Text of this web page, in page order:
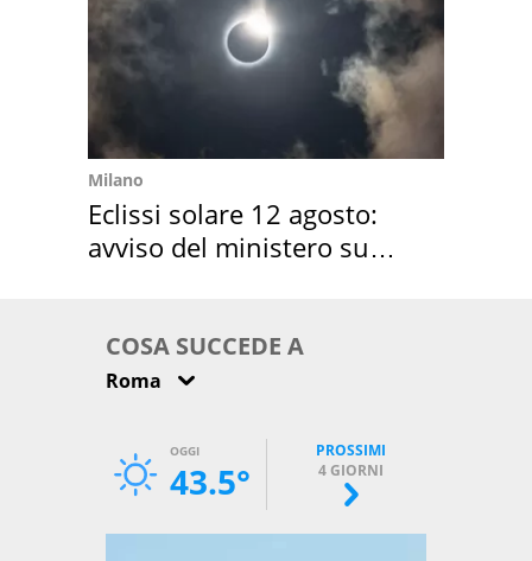
Milano
Eclissi solare 12 agosto:
avviso del ministero su